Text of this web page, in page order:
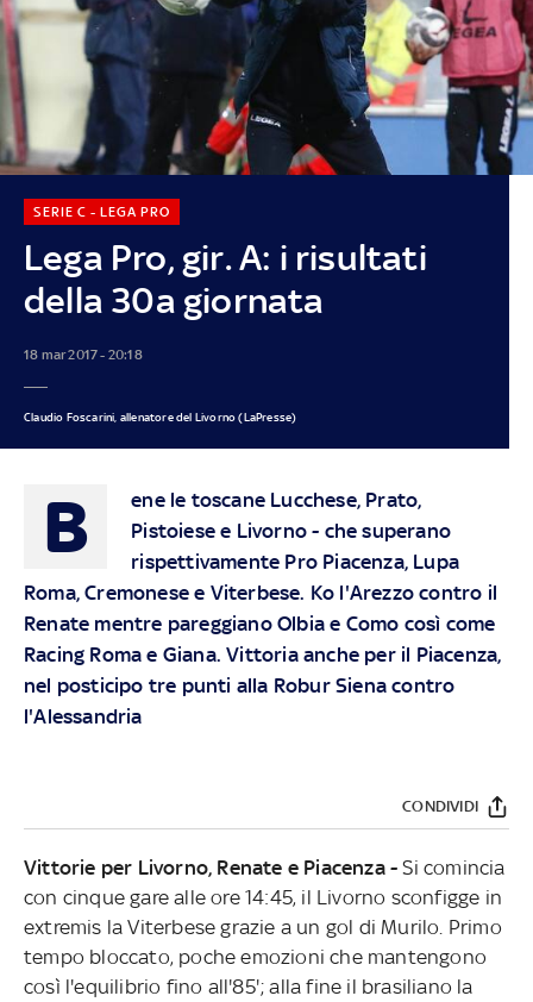
Lega Pro, gir. A: i risultati
della 30a giornata
SERIE C - LEGA PRO
18 mar 2017 - 20:18
Claudio Foscarini, allenatore del Livorno (LaPresse)
B
ene le toscane Lucchese, Prato,
Pistoiese e Livorno - che superano
rispettivamente Pro Piacenza, Lupa
Roma, Cremonese e Viterbese. Ko l'Arezzo contro il
Renate mentre pareggiano Olbia e Como così come
Racing Roma e Giana. Vittoria anche per il Piacenza,
nel posticipo tre punti alla Robur Siena contro
l'Alessandria
CONDIVIDI
Vittorie per Livorno, Renate e Piacenza -Si comincia
con cinque gare alle ore 14:45, il Livorno sconfigge in
extremis la Viterbese grazie a un gol di Murilo. Primo
tempo bloccato, poche emozioni che mantengono
così l'equilibrio fino all'85'; alla fine il brasiliano la